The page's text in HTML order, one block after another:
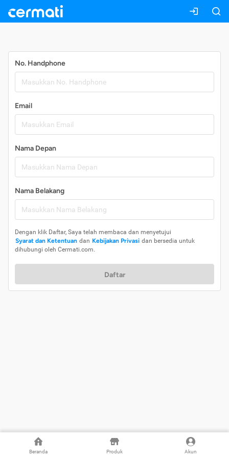
Beranda Produk Akun
No. Handphone
Email
Nama Depan
Nama Belakang
Dengan klik Daftar, Saya telah membaca dan menyetujui
Syarat dan Ketentuan dan Kebijakan Privasi dan bersedia untuk
dihubungi oleh Cermati.com.
Daftar